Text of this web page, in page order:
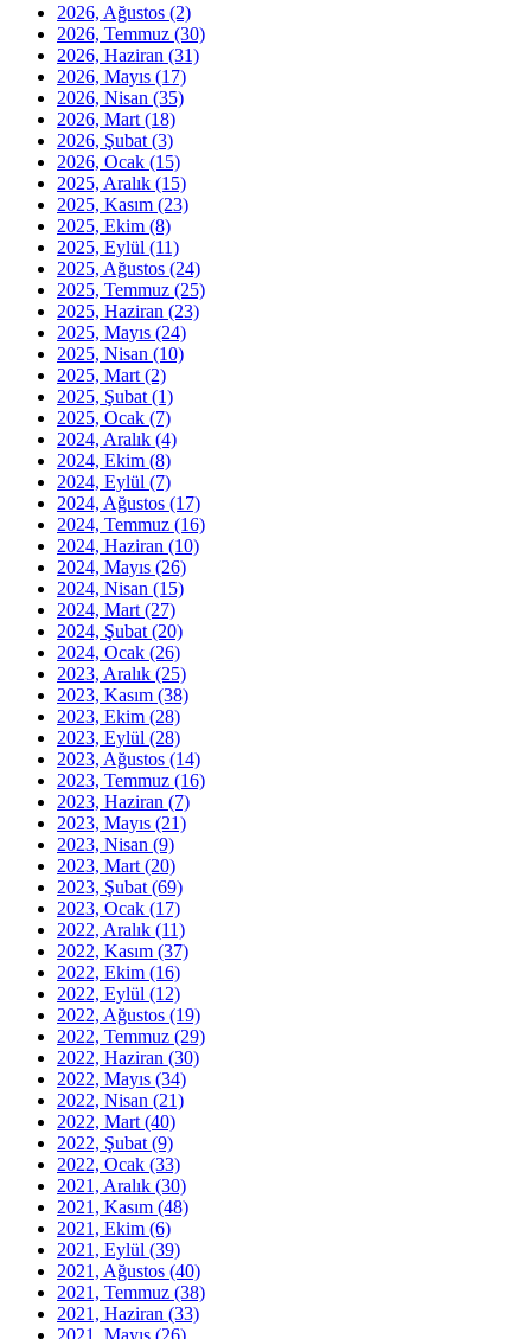
2026, Ağustos (2)
2026, Temmuz (30)
2026, Haziran (31)
2026, Mayıs (17)
2026, Nisan (35)
2026, Mart (18)
2026, Şubat (3)
2026, Ocak (15)
2025, Aralık (15)
2025, Kasım (23)
2025, Ekim (8)
2025, Eylül (11)
2025, Ağustos (24)
2025, Temmuz (25)
2025, Haziran (23)
2025, Mayıs (24)
2025, Nisan (10)
2025, Mart (2)
2025, Şubat (1)
2025, Ocak (7)
2024, Aralık (4)
2024, Ekim (8)
2024, Eylül (7)
2024, Ağustos (17)
2024, Temmuz (16)
2024, Haziran (10)
2024, Mayıs (26)
2024, Nisan (15)
2024, Mart (27)
2024, Şubat (20)
2024, Ocak (26)
2023, Aralık (25)
2023, Kasım (38)
2023, Ekim (28)
2023, Eylül (28)
2023, Ağustos (14)
2023, Temmuz (16)
2023, Haziran (7)
2023, Mayıs (21)
2023, Nisan (9)
2023, Mart (20)
2023, Şubat (69)
2023, Ocak (17)
2022, Aralık (11)
2022, Kasım (37)
2022, Ekim (16)
2022, Eylül (12)
2022, Ağustos (19)
2022, Temmuz (29)
2022, Haziran (30)
2022, Mayıs (34)
2022, Nisan (21)
2022, Mart (40)
2022, Şubat (9)
2022, Ocak (33)
2021, Aralık (30)
2021, Kasım (48)
2021, Ekim (6)
2021, Eylül (39)
2021, Ağustos (40)
2021, Temmuz (38)
2021, Haziran (33)
2021, Mayıs (26)